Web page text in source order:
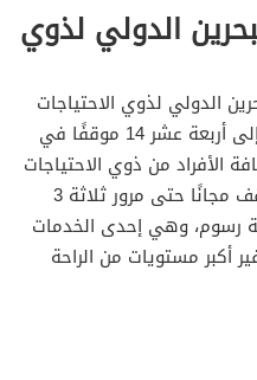
الدولي لذوي
الدولي لذوي الاحتياجات
الخاصة، ويصل عدد هذه المواقف إلى أربعة عشر 14 موقفًا في
الأفراد من ذوي الاحتياجات
الخاصة الاصطفاف في هذه المواقف مجانًا حتى مرور ثلاثة 3
رسوم، وهي إحدى الخدمات
أكبر مستويات من الراحة